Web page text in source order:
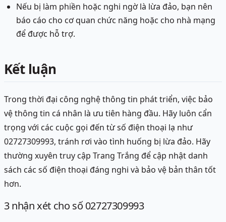
Nếu bị làm phiền hoặc nghi ngờ là lừa đảo, bạn nên
báo cáo cho cơ quan chức năng hoặc cho nhà mạng
để được hỗ trợ.
Kết luận
Trong thời đại công nghệ thông tin phát triển, việc bảo
vệ thông tin cá nhân là ưu tiên hàng đầu. Hãy luôn cẩn
trọng với các cuộc gọi đến từ số điện thoại lạ như
02727309993, tránh rơi vào tình huống bị lừa đảo. Hãy
thường xuyên truy cập Trang Trắng để cập nhật danh
sách các số điện thoại đáng nghi và bảo vệ bản thân tốt
hơn.
3nhận xét cho số 02727309993